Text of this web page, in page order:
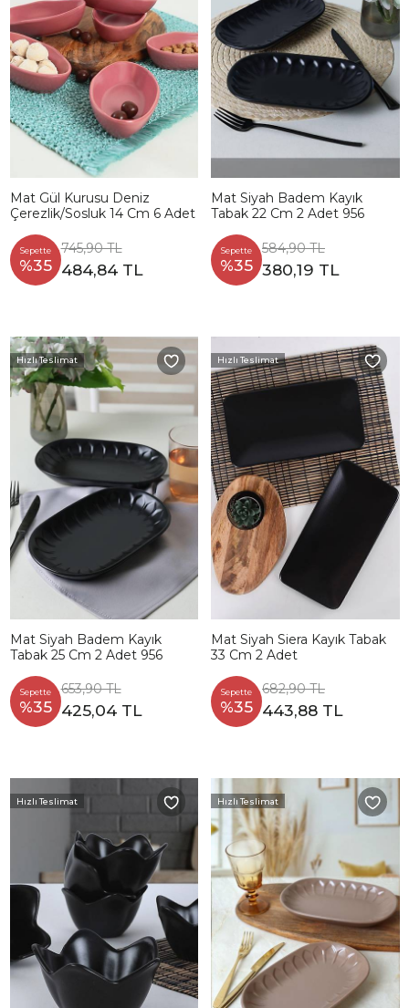
Mat Gül Kurusu Deniz
Çerezlik/Sosluk 14 Cm 6 Adet
Sepette
%35
745,90 TL
484,84 TL
Mat Siyah Badem Kayık
Tabak 22 Cm 2 Adet 956
Sepette
%35
584,90 TL
380,19 TL
Hızlı Teslimat
Mat Siyah Badem Kayık
Tabak 25 Cm 2 Adet 956
Sepette
%35
653,90 TL
425,04 TL
Hızlı Teslimat
Mat Siyah Siera Kayık Tabak
33 Cm 2 Adet
Sepette
%35
682,90 TL
443,88 TL
Hızlı Teslimat Hızlı Teslimat